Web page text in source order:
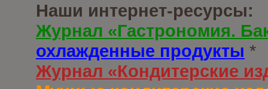
Наши интернет-ресурсы:
Журнал «Гастрономия.
охлажденные продукты *
Журнал «Кондитерские